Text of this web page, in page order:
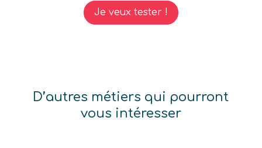
Je veux tester !
D’autres métiers qui pourront
vous intéresser